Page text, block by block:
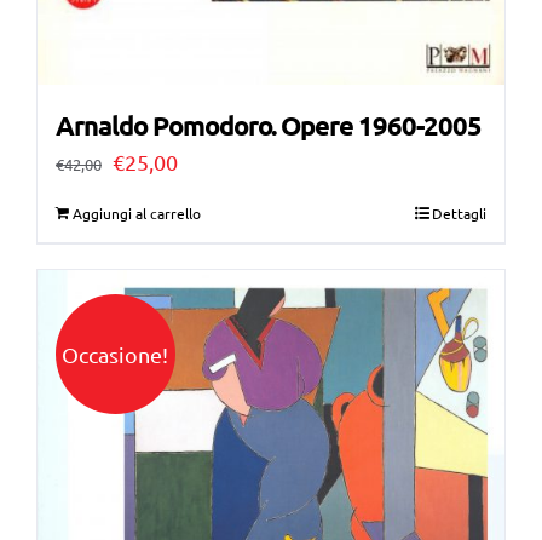
Arnaldo Pomodoro. Opere 1960-2005
€42,00 Il
€42,00.
€25,00Il
€25,00.
Aggiungi al carrello Dettagli
Occasione!